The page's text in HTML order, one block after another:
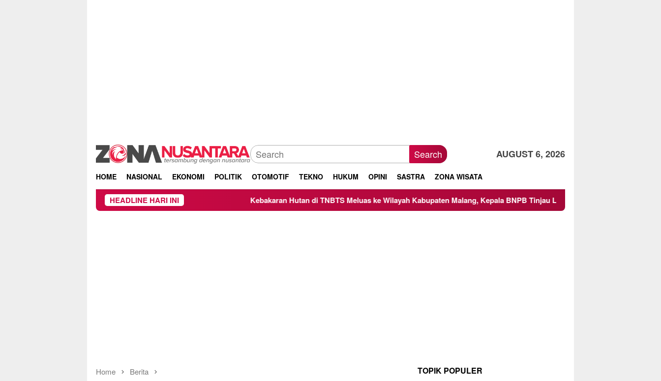
Search AUGUST 6, 2026
HOME NASIONAL EKONOMI POLITIK OTOMOTIF TEKNO HUKUM OPINI SASTRA ZONA WISATA
HEADLINE HARI INI Kebakaran Hutan di TNBTS Meluas ke Wilayah Kabupaten Malang, Kepala BNPB Tinjau Langsung Lokasi
Home Berita TOPIK POPULER